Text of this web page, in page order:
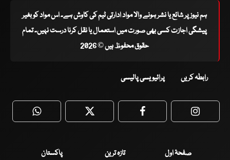
ہم نیوز پر شائع یا نشر ہونے والا مواد ادارتی ٹیم کی کاوش ہے۔ اس مواد کو بغیر
پیشگی اجازت کسی بھی صورت میں استعمال یا نقل کرنا درست نہیں۔ تمام
حقوق محفوظ ہیں © 2026
رابطہ کریں پرائیویسی پالیسی
WhatsApp Twitter Facebook
صفحۂ اول تازہ ترین
پاکستان